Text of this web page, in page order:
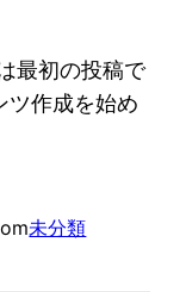
最初の投稿で
ツ作成を始め
未分類